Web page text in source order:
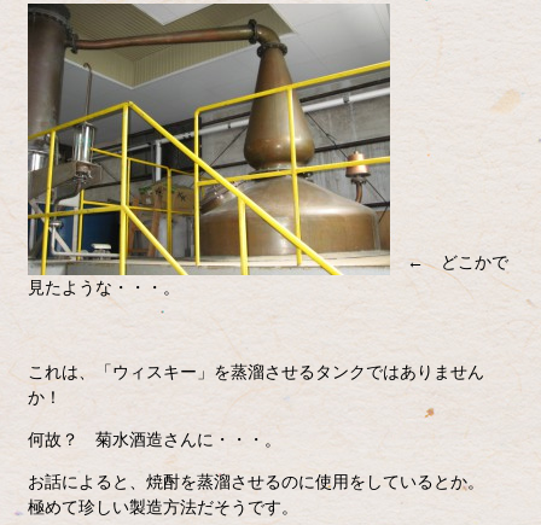
← どこかで
見たような・・・。
これは、「ウィスキー」を蒸溜させるタンクではありません
か！
何故？ 菊水酒造さんに・・・。
お話によると、焼酎を蒸溜させるのに使用をしているとか。
極めて珍しい製造方法だそうです。